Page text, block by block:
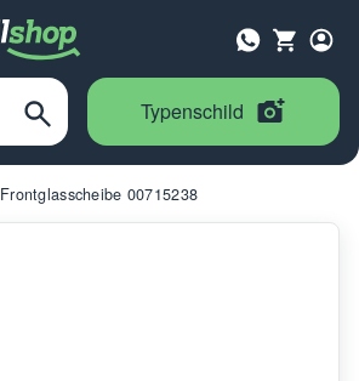
Typenschild
Frontglasscheibe 00715238